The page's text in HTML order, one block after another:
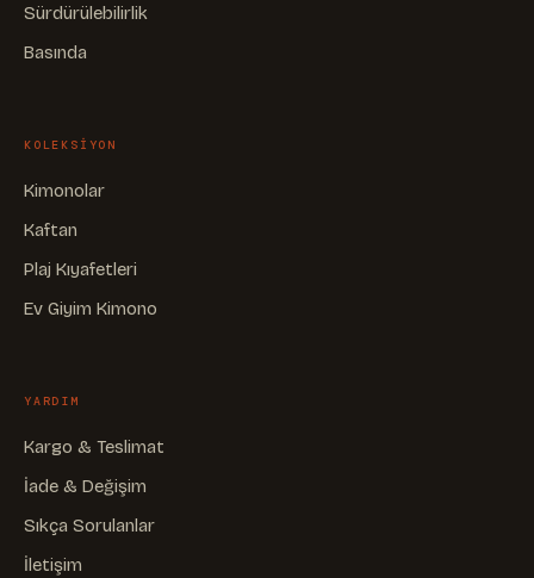
Sürdürülebilirlik
Basında
KOLEKSIYON
Kimonolar
Kaftan
Plaj Kıyafetleri
Ev Giyim Kimono
YARDIM
Kargo & Teslimat
İade & Değişim
Sıkça Sorulanlar
İletişim